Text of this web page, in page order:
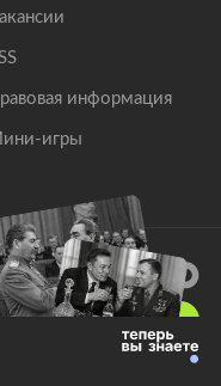
информация
игры